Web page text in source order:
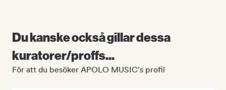
Du kanske också gillar dessa
kuratorer/proffs...
För att du besöker APOLO MUSIC's profil